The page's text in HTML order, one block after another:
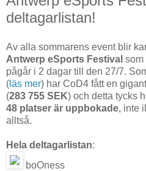
deltagarlistan!
Av alla sommarens event blir
Antwerp eSports Festival som
pågår i 2 dagar till den 27/7.
( läs mer) har CoD4 fått en
(283 755 SEK) och detta tycks
48 platser är uppbokade, inte
alltså.
Hela deltagarlistan:
boOness